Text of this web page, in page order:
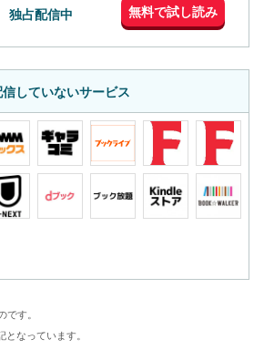
独占配信中
無料で試し読み
していないサービス
す。
なっています。